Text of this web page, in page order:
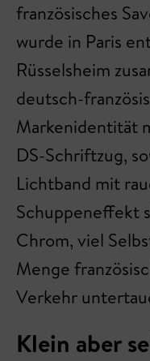
französisches
wurde in Paris
Rüsselsheim
deutsch-
Markenidentität
DS-Schriftzug,
Lichtband mit
Schuppeneffekt
Chrom, viel
Menge
Verkehr
Klein aber